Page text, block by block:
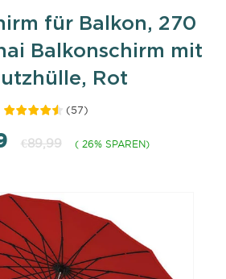
für Balkon, 270
Balkonschirm mit
Rot
(57)
€89,99 ( 26% SPAREN)